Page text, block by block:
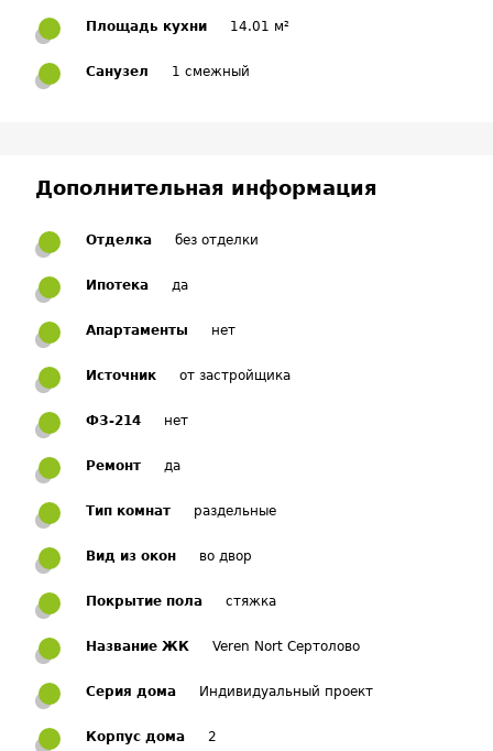
Площадь кухни 14.01 м²
Санузел 1 смежный
Дополнительная информация
Отделка без отделки
Ипотека да
Апартаменты нет
Источник от застройщика
ФЗ-214 нет
Ремонт да
Тип комнат раздельные
Вид из окон во двор
Покрытие пола стяжка
Название ЖК Veren Nort Сертолово
Серия дома Индивидуальный проект
Корпус дома 2